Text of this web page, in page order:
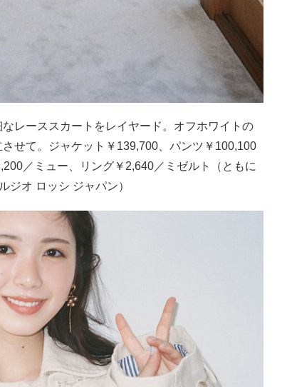
レーススカートをレイヤード。オフホワイトの
せて。ジャケット￥139,700、パンツ￥100,100
／ミュー、リング￥2,640／ミゼルト（ともに
オ ロッシ ジャパン）